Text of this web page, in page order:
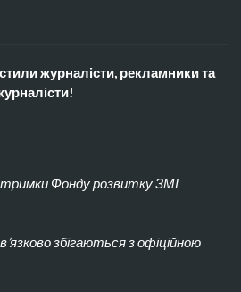
журналісти, рекламники та
Фонду розвитку ЗМІ
збігаються з офіційною